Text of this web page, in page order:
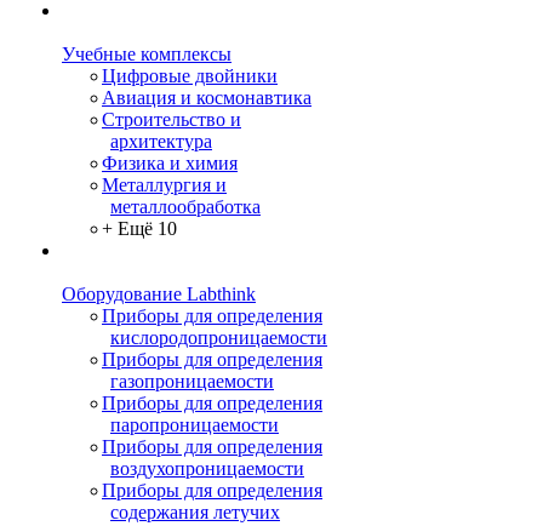
Учебные комплексы
Цифровые двойники
Авиация и космонавтика
Строительство и
архитектура
Физика и химия
Металлургия и
металлообработка
+ Ещё 10
Оборудование Labthink
Приборы для определения
кислородопроницаемости
Приборы для определения
газопроницаемости
Приборы для определения
паропроницаемости
Приборы для определения
воздухопроницаемости
Приборы для определения
содержания летучих